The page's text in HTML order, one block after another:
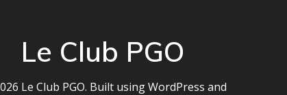
Le Club PGO
Le Club PGO. Built using WordPress and